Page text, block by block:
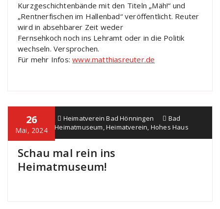
Kurzgeschichtenbände mit den Titeln „Mäh!“ und
„Rentnerfischen im Hallenbad“ veröffentlicht. Reuter
wird in absehbarer Zeit weder
Fernsehkoch noch ins Lehramt oder in die Politik
wechseln. Versprochen.
Für mehr Infos:www.matthiasreuter.de
26
Mai, 2024
Alice Job Heimatverein Bad Hönningen
Bad
Hönningen
Heimatmuseum,Heimatverein, Hohes Haus
Schau mal rein ins
Heimatmuseum!